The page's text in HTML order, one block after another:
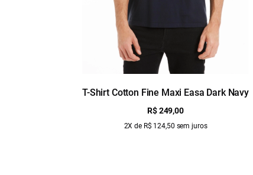
T-Shirt Cotton Fine Maxi Easa Dark Navy
R$ 249,00
2X de R$ 124,50 sem juros